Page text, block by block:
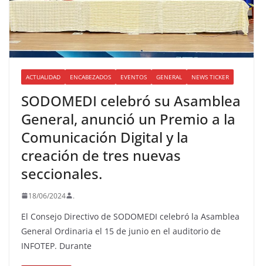
ACTUALIDAD ENCABEZADOS EVENTOS GENERAL NEWS TICKER
SODOMEDI celebró su Asamblea
General, anunció un Premio a la
Comunicación Digital y la
creación de tres nuevas
seccionales.
18/06/2024 .
El Consejo Directivo de SODOMEDI celebró la Asamblea
General Ordinaria el 15 de junio en el auditorio de
INFOTEP. Durante